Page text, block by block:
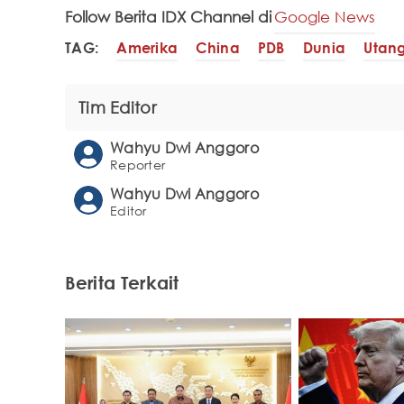
Follow Berita IDX Channel diGoogle News
TAG: Amerika China PDB Dunia
Tim Editor
Wahyu Dwi Anggoro
Reporter
Wahyu Dwi Anggoro
Editor
Berita Terkait